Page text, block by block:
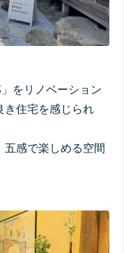
をリノベーション
き住宅を感じられ
感で楽しめる空間